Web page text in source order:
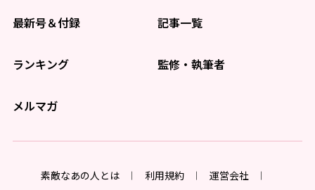
最新号＆付録 記事一覧
ランキング 監修・執筆者
メルマガ
素敵なあの人とは 利用規約
運営会社